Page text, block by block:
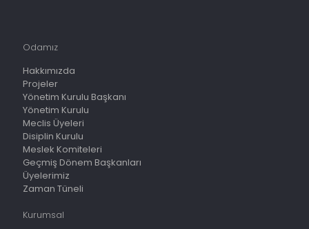
Odamız
Hakkımızda
Projeler
Yönetim Kurulu Başkanı
Yönetim Kurulu
Meclis Üyeleri
Disiplin Kurulu
Meslek Komiteleri
Geçmiş Dönem Başkanları
Üyelerimiz
Zaman Tüneli
Kurumsal